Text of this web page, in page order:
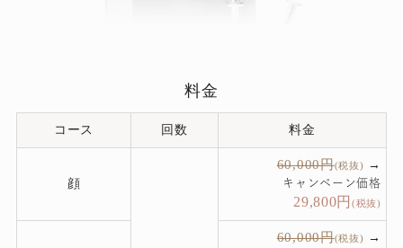
料金
コース 回数 料金
顔
60,000円(税抜) →
キャンペーン価格
29,800円(税抜)
60,000円(税抜) →